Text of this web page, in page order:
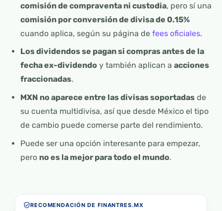
comisión de compraventa ni custodia, pero sí una
comisión por conversión de divisa de 0.15%
cuando aplica, según su página de fees oficiales.
Los dividendos se pagan si compras antes de la
fecha ex-dividendo y también aplican a acciones
fraccionadas.
MXN no aparece entre las divisas soportadasde
su cuenta multidivisa, así que desde México el tipo
de cambio puede comerse parte del rendimiento.
Puede ser una opción interesante para empezar,
pero no es la mejor para todo el mundo.
RECOMENDACIÓN DE FINANTRES.MX